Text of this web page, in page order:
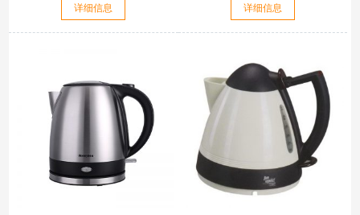
详细信息 详细信息